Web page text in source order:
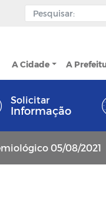
A Cidade A
Solicitar
Informação
05/08/2021